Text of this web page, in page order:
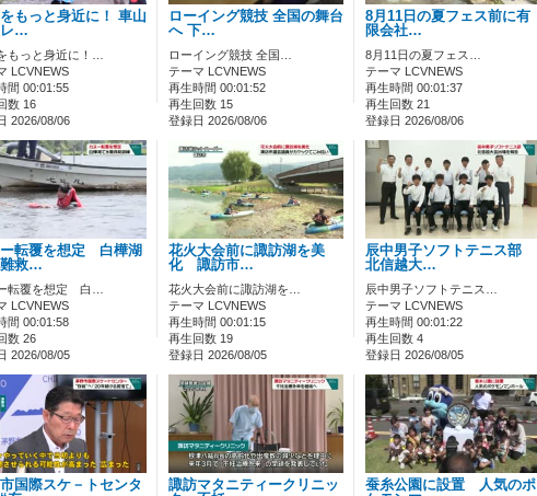
もっと身近に！ 車山
レ…
もっと身近に！…
LCVNEWS
間 00:01:55
数 16
2026/08/06
ローイング競技 全国の舞台
へ 下…
ローイング競技 全国…
テーマ LCVNEWS
再生時間 00:01:52
再生回数 15
登録日 2026/08/06
8月11日の夏フェス前に有
限会社…
8月11日の夏フェス…
テーマ LCVNEWS
再生時間 00:01:37
再生回数 21
登録日 2026/08/06
転覆を想定 白樺湖
救…
転覆を想定 白…
LCVNEWS
間 00:01:58
数 26
2026/08/05
花火大会前に諏訪湖を美
化 諏訪市…
花火大会前に諏訪湖を…
テーマ LCVNEWS
再生時間 00:01:15
再生回数 19
登録日 2026/08/05
辰中男子ソフトテニス部
北信越大…
辰中男子ソフトテニス…
テーマ LCVNEWS
再生時間 00:01:22
再生回数 4
登録日 2026/08/05
国際スケ－トセンタ
諏訪マタニティークリニッ
蚕糸公園に設置 人気のポ